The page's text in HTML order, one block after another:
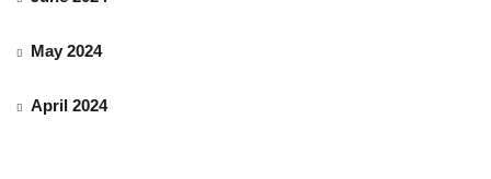
May 2024
April 2024